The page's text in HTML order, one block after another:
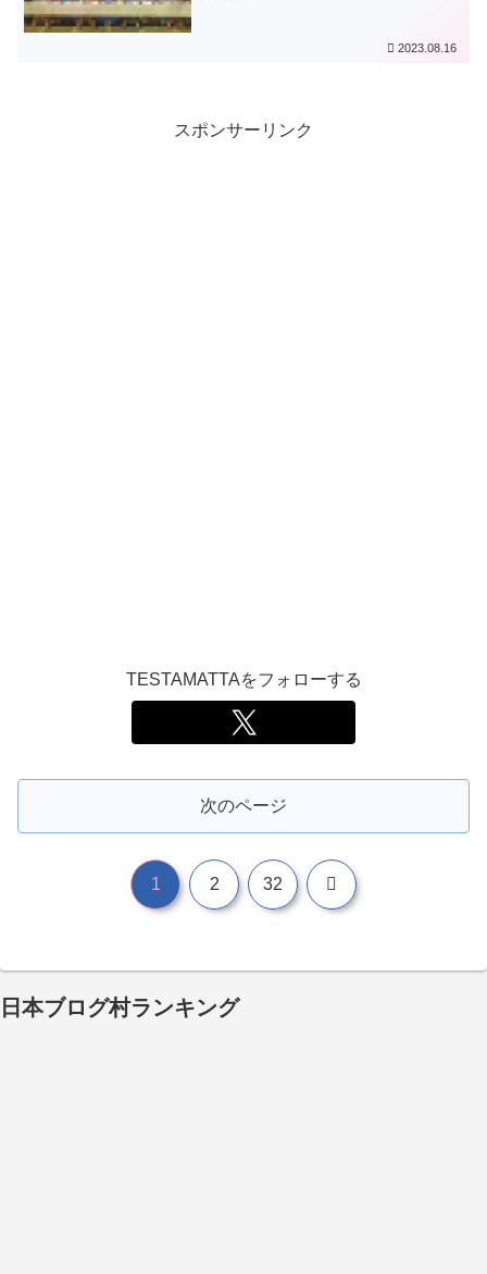
2023.08.16
スポンサーリンク
TESTAMATTAをフォローする
次のページ
1 2 32 次
日本ブログ村ランキング